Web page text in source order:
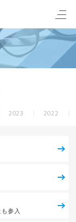
2023 2022
参入